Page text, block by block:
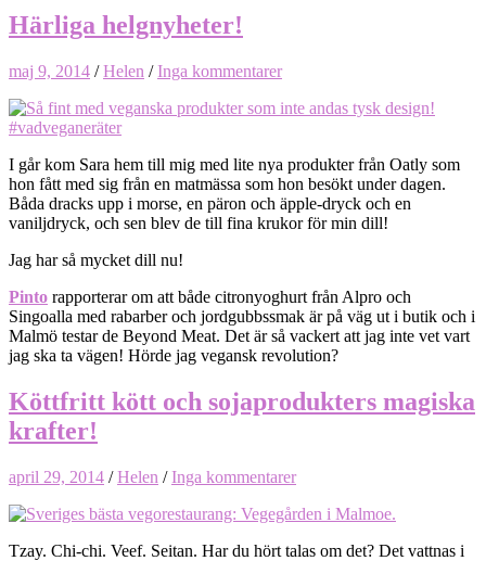
Härliga helgnyheter!
maj 9, 2014 /Helen /Inga kommentarer
I går kom Sara hem till mig med lite nya produkter från Oatly som
hon fått med sig från en matmässa som hon besökt under dagen.
Båda dracks upp i morse, en päron och äpple-dryck och en
vaniljdryck, och sen blev de till fina krukor för min dill!
Jag har så mycket dill nu!
Pinto rapporterar om att både citronyoghurt från Alpro och
Singoalla med rabarber och jordgubbssmak är på väg ut i butik och i
Malmö testar de Beyond Meat. Det är så vackert att jag inte vet vart
jag ska ta vägen! Hörde jag vegansk revolution?
Köttfritt kött och sojaprodukters magiska
krafter!
april 29, 2014 /Helen /Inga kommentarer
Tzay. Chi-chi. Veef. Seitan. Har du hört talas om det? Det vattnas i